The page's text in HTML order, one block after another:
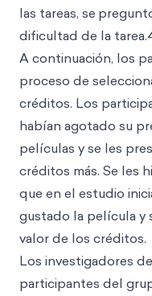
las tareas, se
dificultad de la
A continuación, los
proceso de
créditos. Los
habían agotado su
películas y se les
créditos más. Se les
que en el estudio
gustado la película y
valor de los créditos.
Los investigadores
participantes del